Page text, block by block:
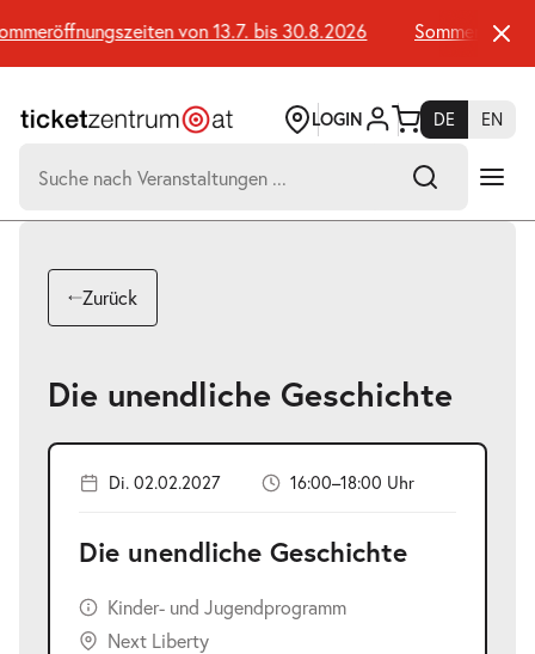
Seiteninhalt
springen
von 13.7. bis 30.8.2026
LOGIN DE
EN
nach:
Suchtreffer:
Zurück
Die unendliche Geschichte
Di. 02.02.2027 16:00–18:00 Uhr
Die unendliche Geschichte
Kinder- und Jugendprogramm
Next Liberty